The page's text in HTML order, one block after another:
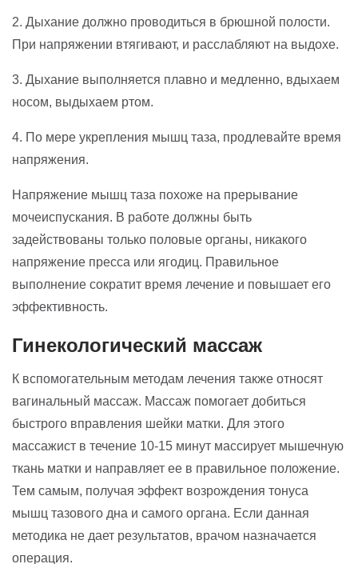
2. Дыхание должно проводиться в брюшной полости.
При напряжении втягивают, и расслабляют на выдохе.
3. Дыхание выполняется плавно и медленно, вдыхаем
носом, выдыхаем ртом.
4. По мере укрепления мышц таза, продлевайте время
напряжения.
Напряжение мышц таза похоже на прерывание
мочеиспускания. В работе должны быть
задействованы только половые органы, никакого
напряжение пресса или ягодиц. Правильное
выполнение сократит время лечение и повышает его
эффективность.
Гинекологический массаж
К вспомогательным методам лечения также относят
вагинальный массаж. Массаж помогает добиться
быстрого вправления шейки матки. Для этого
массажист в течение 10-15 минут массирует мышечную
ткань матки и направляет ее в правильное положение.
Тем самым, получая эффект возрождения тонуса
мышц тазового дна и самого органа. Если данная
методика не дает результатов, врачом назначается
операция.